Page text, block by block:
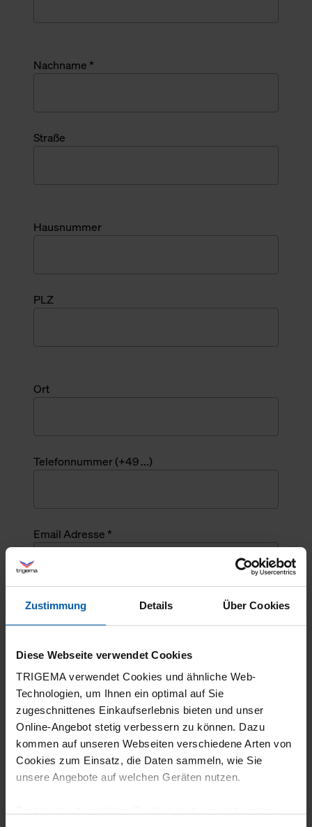
Zustimmung Details Über Cookies
Diese Webseite verwendet Cookies
TRIGEMA verwendet Cookies und ähnliche Web-
Technologien, um Ihnen ein optimal auf Sie
zugeschnittenes Einkaufserlebnis bieten und unser
Online-Angebot stetig verbessern zu können. Dazu
kommen auf unseren Webseiten verschiedene Arten von
Cookies zum Einsatz, die Daten sammeln, wie Sie
unsere Angebote auf welchen Geräten nutzen.
Nachname *
Straße
Hausnummer
PLZ
Ort
Telefonnummer (+49 ...)
Email Adresse *
Angefragte Menge *
Mehrzeiliger Text